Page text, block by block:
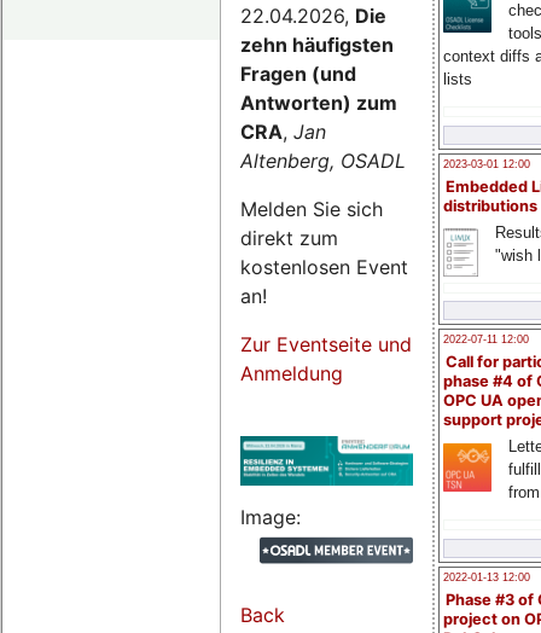
context diffs
lists
2023-03-01 12:00
Embedded
distributions
"wish
2022-07-11 12:00
Call for
phase #4 of
OPC UA
support
2022-01-13 12:00
Phase #3 of
project on
22.04.2026, Die
zehn häufigsten
Fragen (und
Antworten) zum
CRA, Jan
Altenberg, OSADL
Melden Sie sich
direkt zum
kostenlosen Event
an!
Zur Eventseite und
Anmeldung
Image:
Back